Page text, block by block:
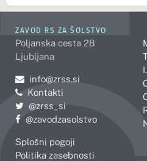
ZAVOD RS ZA ŠOLSTVO
Poljanska cesta 28
Ljubljana
Pošljite e-mail na
info@zrss.si
Kontakti
Pojdite na Twitter:
@zrss_si
Pojdite na Facebook:
@zavodzasolstvo
Splošni pogoji
Politika zasebnosti